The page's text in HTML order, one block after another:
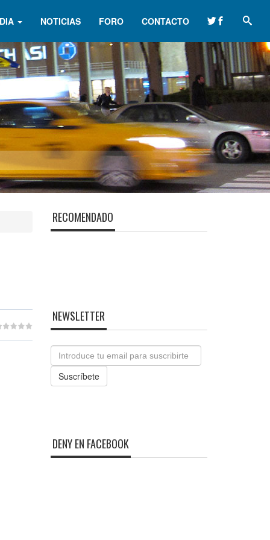
NOTICIAS FORO CONTACTO
RECOMENDADO
NEWSLETTER
Email
Suscríbete
DENY EN FACEBOOK